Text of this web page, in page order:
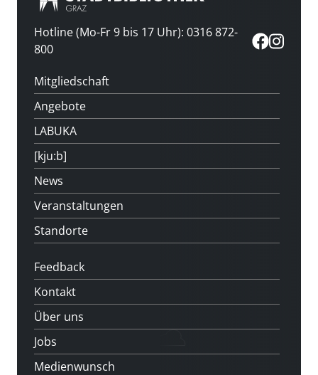
Hotline (Mo-Fr 9 bis 17 Uhr): 0316 872-
800
Mitgliedschaft
Angebote
LABUKA
[kju:b]
News
Veranstaltungen
Standorte
Feedback
Kontakt
Über uns
Jobs
Medienwunsch